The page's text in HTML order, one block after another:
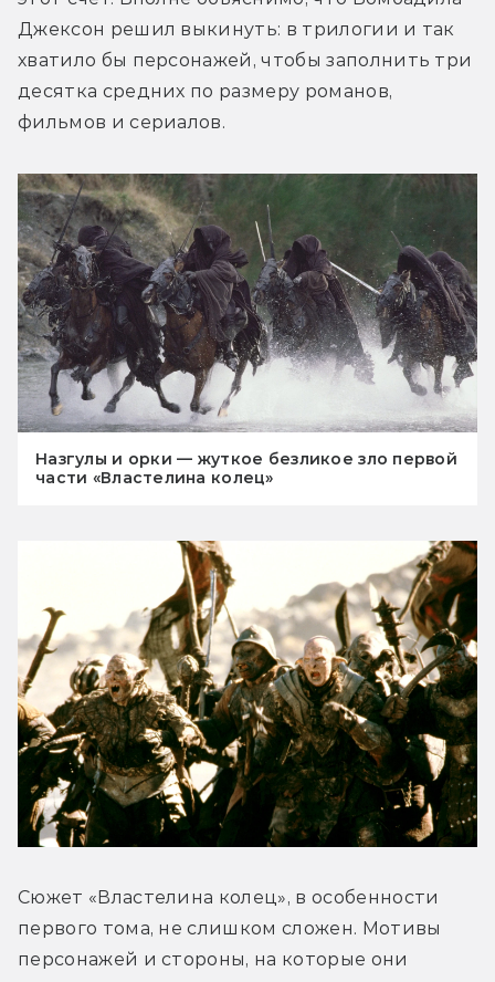
Джексон решил выкинуть: в трилогии и так
хватило бы персонажей, чтобы заполнить три
десятка средних по размеру романов,
фильмов и сериалов.
Назгулы и орки — жуткое безликое зло первой
части «Властелина колец»
Сюжет «Властелина колец», в особенности
первого тома, не слишком сложен. Мотивы
персонажей и стороны, на которые они